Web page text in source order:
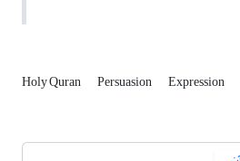
Holy Quran Persuasion Expression